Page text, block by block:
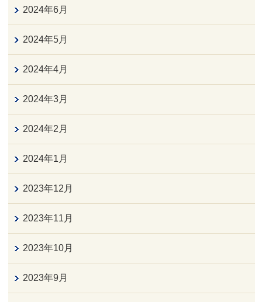
2024年6月
2024年5月
2024年4月
2024年3月
2024年2月
2024年1月
2023年12月
2023年11月
2023年10月
2023年9月